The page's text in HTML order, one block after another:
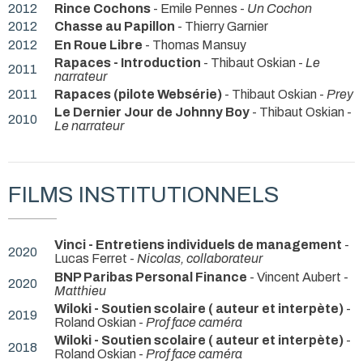
2012
Rince Cochons - Emile Pennes - Un Cochon
2012
Chasse au Papillon - Thierry Garnier
2012
En Roue Libre - Thomas Mansuy
2011
Rapaces - Introduction - Thibaut Oskian - Le
narrateur
2011
Rapaces (pilote Websérie) - Thibaut Oskian - Prey
2010
Le Dernier Jour de Johnny Boy - Thibaut Oskian -
Le narrateur
FILMS INSTITUTIONNELS
2020 Vinci - Entretiens individuels de management -
Lucas Ferret - Nicolas, collaborateur
2020
BNP Paribas Personal Finance - Vincent Aubert -
Matthieu
2019
Wiloki - Soutien scolaire ( auteur et interpète) -
Roland Oskian - Prof face caméra
2018
Wiloki - Soutien scolaire ( auteur et interpète) -
Roland Oskian - Prof face caméra